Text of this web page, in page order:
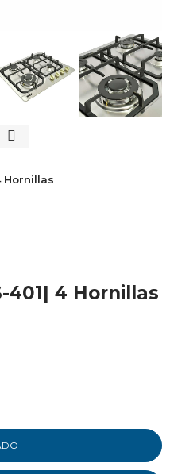
Hornillas
401| 4 Hornillas